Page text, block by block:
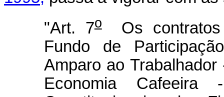
"Art. 7oOs contratos
Fundo de
Amparo ao
Economia Cafeeira